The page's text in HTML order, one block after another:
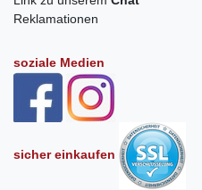
Reklamationen
soziale Medien
sicher einkaufen